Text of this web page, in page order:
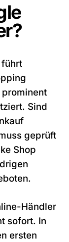
führt
Sind
geprüft
Shop
Händler
sofort. In
ersten